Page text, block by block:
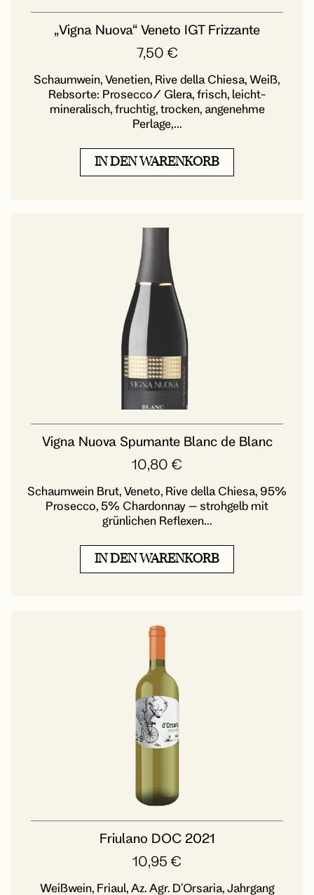
„Vigna Nuova“ Veneto IGT Frizzante
7,50 €
Schaumwein, Venetien, Rive della Chiesa, Weiß,
Rebsorte: Prosecco/ Glera, frisch, leicht-
mineralisch, fruchtig, trocken, angenehme
Perlage,...
IN DEN WARENKORB
Vigna Nuova Spumante Blanc de Blanc
10,80 €
Schaumwein Brut, Veneto, Rive della Chiesa, 95%
Prosecco, 5% Chardonnay – strohgelb mit
grünlichen Reflexen...
IN DEN WARENKORB
Friulano DOC 2021
10,95 €
Weißwein, Friaul, Az. Agr. D'Orsaria, Jahrgang